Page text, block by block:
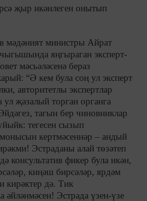
җыр икәнлеген онытып
мәдәният министры Айрат
яңгыраган эксперт-
мәсьәләсенә бераз
“Ә кем була соң ул эксперт
авторитетлы экспертлар
җәзалый торган органга
тагын бер чиновниклар
тегесен сызып
кертмәсеннәр – андый
Эстраданы алай төзәтеп
консультатив фикер була икән,
киңәш бирсәләр, ярдәм
кирәктер дә. Тик
әйләнмәсен! Эстрада үзен-үзе